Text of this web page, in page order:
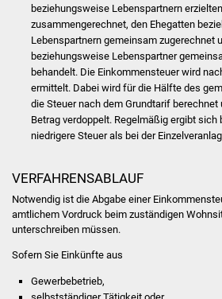
Wirtschaft
beziehungsweise Lebenspartnern
zusammengerechnet, den Ehegatten
Lebenspartnern gemeinsam zugerechnet
beziehungsweise Lebenspartner
behandelt. Die Einkommensteuer wird
ermittelt. Dabei wird für die Hälfte des
die Steuer nach dem Grundtarif
Betrag verdoppelt. Regelmäßig ergibt
niedrigere Steuer als bei der
VERFAHRENSABLAUF
Notwendig ist die Abgabe einer
amtlichem Vordruck beim zuständigen
unterschreiben müssen.
Sofern Sie Einkünfte aus
Gewerbebetrieb,